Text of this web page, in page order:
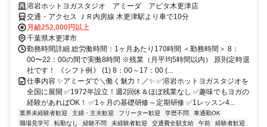
溶岩ホットヨガスタジオ アミーダ アピタ木更津店
交通・アクセス ＪＲ内房線 木更津駅より車で10分
月給252,000円以上
千葉県木更津市
勤務時間詳細 総労働時間：1ヶ月あたり170時間 ＜勤務時間＞ 8：
00〜22：00の間で実働8時間 ※残業（月平均5時間以内） 原則定時退
社です！ 《シフト例》 (1) 8：00～17：00 (...
仕事内容 ✨アミーダで＼働く魅力！／✨ ✅溶岩ホットヨガスタジオを
全国に展開 ✅1972年設立！週2回休＆ほぼ残業なし ✅趣味でもヨガの
経験があればOK！ ✅1ヶ月の基礎研修～定期研修 ✅1レッスン4...
業界未経験者歓迎 主婦・主夫歓迎 フリーター歓迎 学歴不問
車通勤OK
職場見学可
転勤なし 経験不問 未経験者歓迎 交通費全額支給 午前
経験者歓迎